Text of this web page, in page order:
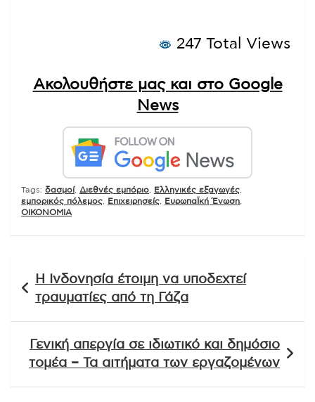
247 Total Views
Ακολουθήστε μας και στο Google
News
Tags: δασμοί, Διεθνές εμπόριο Ελληνικές εξαγωγές
εμπορικός πόλεμος
Επιχειρησείς ΕυρωπαΪκή Ένωση
ΟΙΚΟΝΟΜΙΑ
άρθρων
Η Ινδονησία έτοιμη να υποδεχτεί
τραυματίες από τη Γάζα
Γενική απεργία σε ιδιωτικό και δημόσιο
τομέα – Τα αιτήματα των εργαζομένων